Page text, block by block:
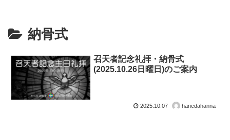
納骨式
召天者記念礼拝・納骨式
(2025.10.26日曜日)のご案内
2025.10.07 hanedahanna